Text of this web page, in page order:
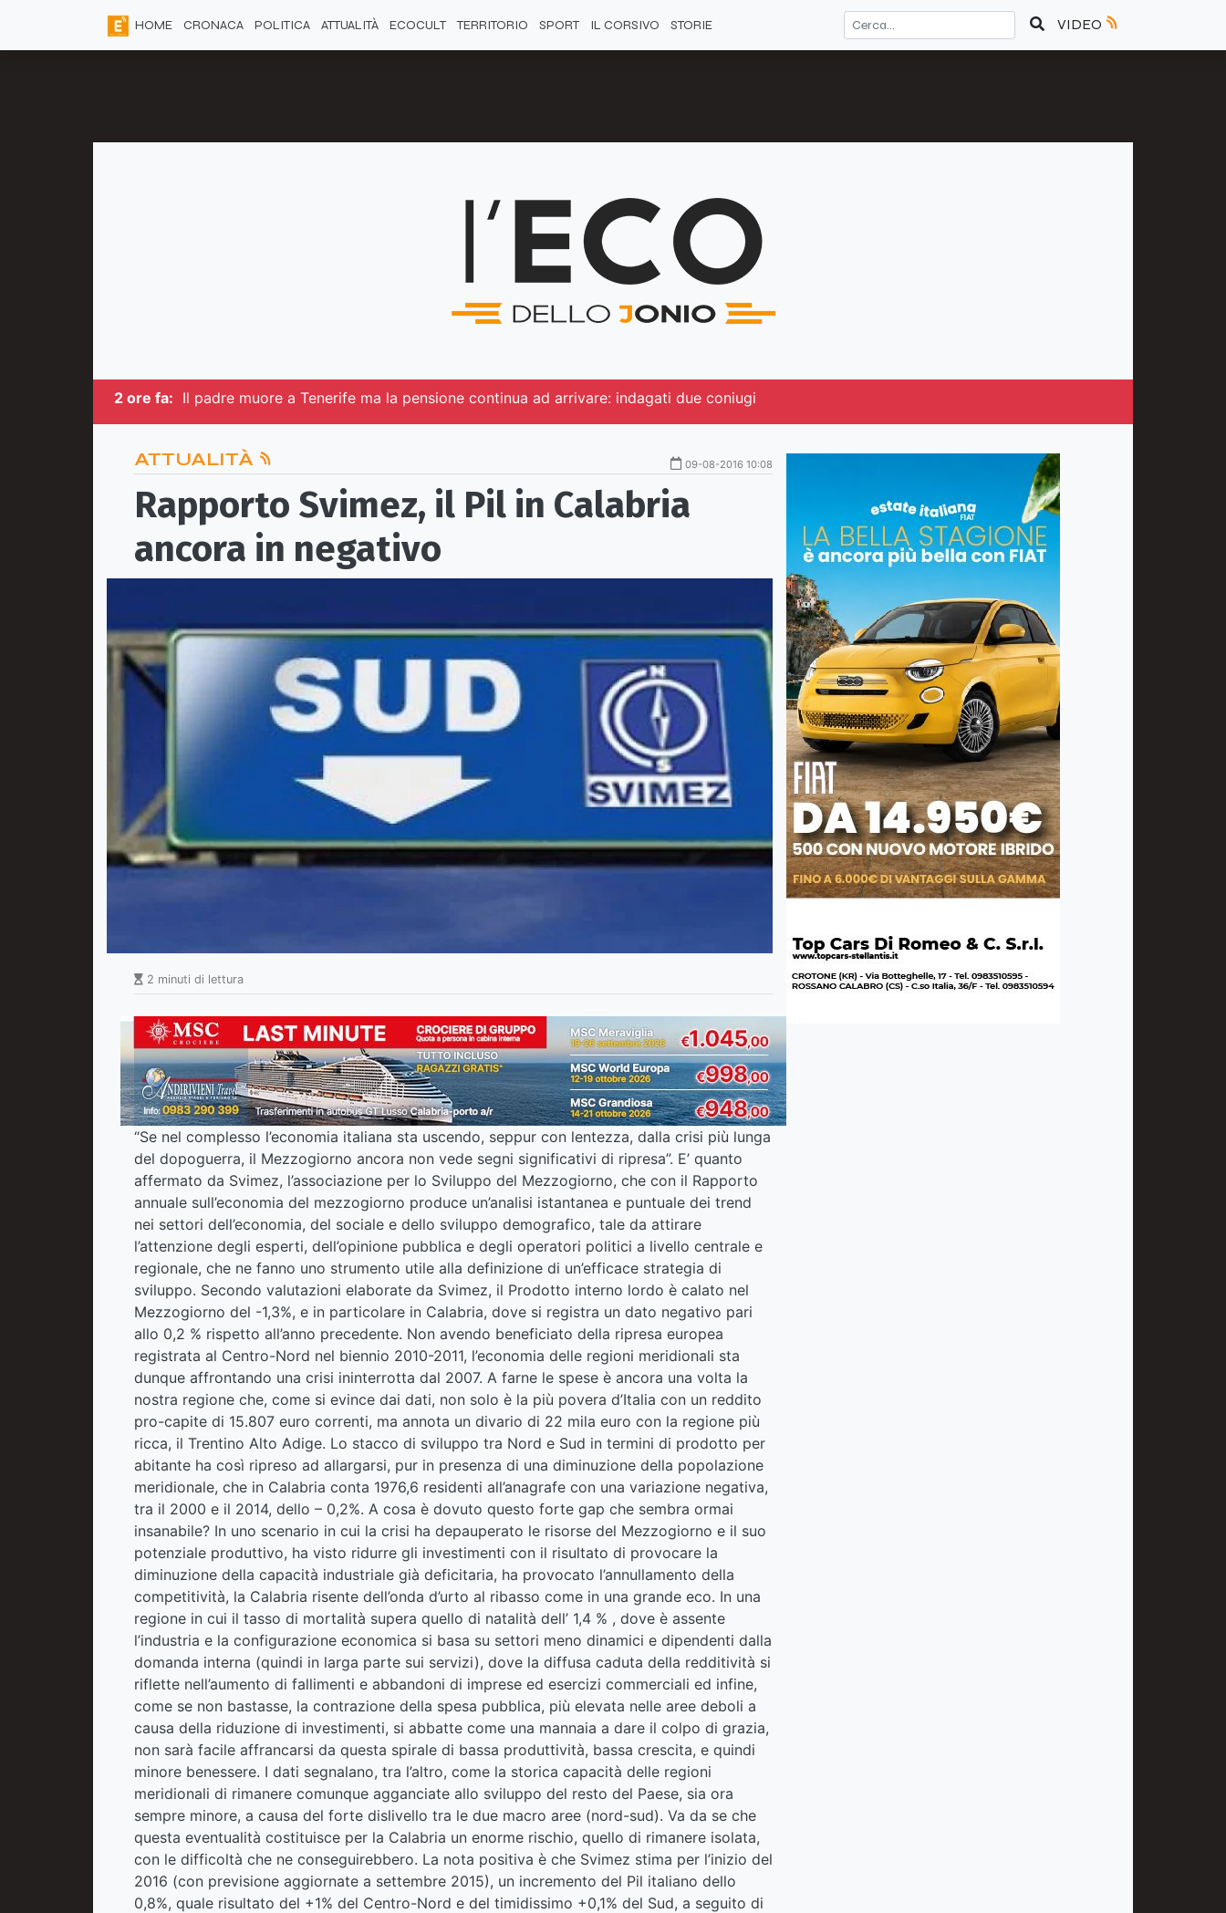
HOME CRONACA POLITICA ATTUALITÀ ECOCULT TERRITORIO SPORT IL CORSIVO STORIE VIDEO
2 ore fa: Il padre muore a Tenerife ma la pensione continua ad arrivare: indagati due coniugi
ATTUALITÀ 09-08-2016 10:08
Rapporto Svimez, il Pil in Calabria
ancora in negativo
2 minuti di lettura
“Se nel complesso l’economia italiana sta uscendo, seppur con lentezza, dalla crisi più lunga
del dopoguerra, il Mezzogiorno ancora non vede segni significativi di ripresa”. E’ quanto
affermato da Svimez, l’associazione per lo Sviluppo del Mezzogiorno, che con il Rapporto
annuale sull’economia del mezzogiorno produce un’analisi istantanea e puntuale dei trend
nei settori dell’economia, del sociale e dello sviluppo demografico, tale da attirare
l’attenzione degli esperti, dell’opinione pubblica e degli operatori politici a livello centrale e
regionale, che ne fanno uno strumento utile alla definizione di un’efficace strategia di
sviluppo. Secondo valutazioni elaborate da Svimez, il Prodotto interno lordo è calato nel
Mezzogiorno del -1,3%, e in particolare in Calabria, dove si registra un dato negativo pari
allo 0,2 % rispetto all’anno precedente. Non avendo beneficiato della ripresa europea
registrata al Centro-Nord nel biennio 2010-2011, l’economia delle regioni meridionali sta
dunque affrontando una crisi ininterrotta dal 2007. A farne le spese è ancora una volta la
nostra regione che, come si evince dai dati, non solo è la più povera d’Italia con un reddito
pro-capite di 15.807 euro correnti, ma annota un divario di 22 mila euro con la regione più
ricca, il Trentino Alto Adige. Lo stacco di sviluppo tra Nord e Sud in termini di prodotto per
abitante ha così ripreso ad allargarsi, pur in presenza di una diminuzione della popolazione
meridionale, che in Calabria conta 1976,6 residenti all’anagrafe con una variazione negativa,
tra il 2000 e il 2014, dello – 0,2%. A cosa è dovuto questo forte gap che sembra ormai
insanabile? In uno scenario in cui la crisi ha depauperato le risorse del Mezzogiorno e il suo
potenziale produttivo, ha visto ridurre gli investimenti con il risultato di provocare la
diminuzione della capacità industriale già deficitaria, ha provocato l’annullamento della
competitività, la Calabria risente dell’onda d’urto al ribasso come in una grande eco. In una
regione in cui il tasso di mortalità supera quello di natalità dell’ 1,4 % , dove è assente
l’industria e la configurazione economica si basa su settori meno dinamici e dipendenti dalla
domanda interna (quindi in larga parte sui servizi), dove la diffusa caduta della redditività si
riflette nell’aumento di fallimenti e abbandoni di imprese ed esercizi commerciali ed infine,
come se non bastasse, la contrazione della spesa pubblica, più elevata nelle aree deboli a
causa della riduzione di investimenti, si abbatte come una mannaia a dare il colpo di grazia,
non sarà facile affrancarsi da questa spirale di bassa produttività, bassa crescita, e quindi
minore benessere. I dati segnalano, tra l’altro, come la storica capacità delle regioni
meridionali di rimanere comunque agganciate allo sviluppo del resto del Paese, sia ora
sempre minore, a causa del forte dislivello tra le due macro aree (nord-sud). Va da se che
questa eventualità costituisce per la Calabria un enorme rischio, quello di rimanere isolata,
con le difficoltà che ne conseguirebbero. La nota positiva è che Svimez stima per l’inizio del
2016 (con previsione aggiornate a settembre 2015), un incremento del Pil italiano dello
0,8%, quale risultato del +1% del Centro-Nord e del timidissimo +0,1% del Sud, a seguito di